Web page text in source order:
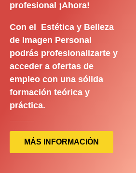
profesional ¡Ahora!
Con el Estética y Belleza
de Imagen Personal
podrás profesionalizarte y
acceder a ofertas de
empleo con una sólida
formación teórica y
práctica.
MÁS INFORMACIÓN